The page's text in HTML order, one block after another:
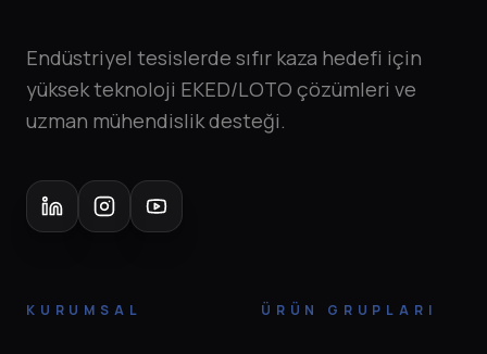
Endüstriyel tesislerde sıfır kaza hedefi için
yüksek teknoloji EKED/LOTO çözümleri ve
uzman mühendislik desteği.
KURUMSAL ÜRÜN GRUPLARI